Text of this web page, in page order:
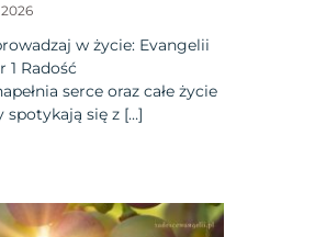
w życie: Evangelii
1 Radość
serce oraz całe życie
spotykają się z […]